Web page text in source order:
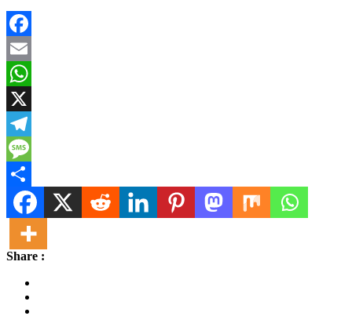
Facebook
Email
WhatsApp
X
Telegram
Message
Share
Share :